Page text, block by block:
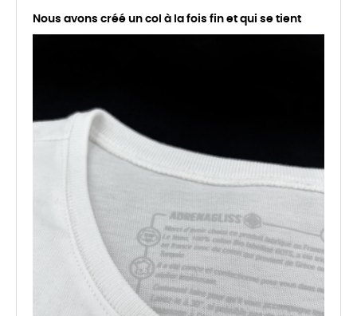
Nous avons créé un col à la fois fin et qui se tient